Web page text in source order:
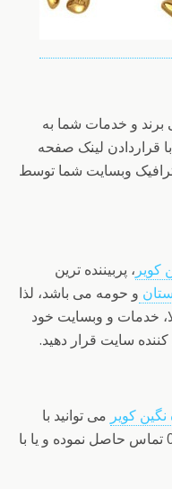
برند و خدمات شما به
قراردادن لینک صفحه
وبسایت شما توسط
کویر ، پربیننده ترین
و حومه می باشد، لذا
خدمات و وبسایت خود
کننده سایت قرار دهید.
نگین کویر می توانید با
شماره روابط عمومی 09372271550 تماس حاصل نموده و یا با